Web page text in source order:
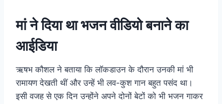
मां ने दिया था भजन वीडियो बनाने का
आईडिया
ऋषभ कौशल ने बताया कि लॉकडाउन के दौरान उनकी मां भी
रामायण देखती थीं और उन्हें भी लव-कुश गान बहुत पसंद था।
इसी वजह से एक दिन उन्होंने अपने दोनों बेटों को भी भजन गाकर